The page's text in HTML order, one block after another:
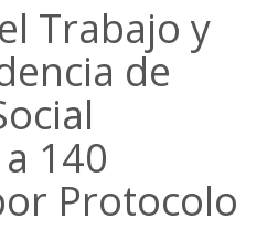
Trabajo y
de
140
Protocolo